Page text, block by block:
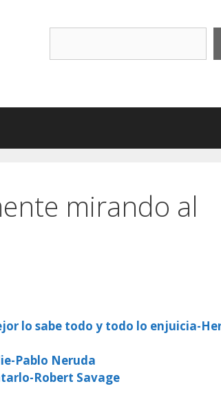
mirando al
lo sabe todo y todo lo enjuicia-
Pablo Neruda
Robert Savage